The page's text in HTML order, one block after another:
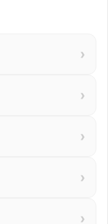
›
›
›
›
›